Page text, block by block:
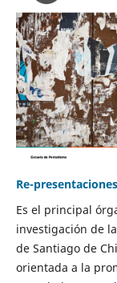
Re-
Es el principal
investigación de
de Santiago de
orientada a la